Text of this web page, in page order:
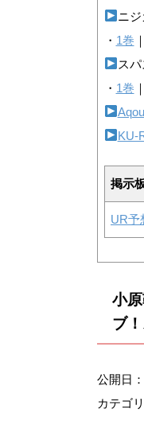
ニ
・ 1巻 ｜
ス
・ 1巻 ｜
KU-
掲示
UR予
小
ブ
公開日：
カテゴ